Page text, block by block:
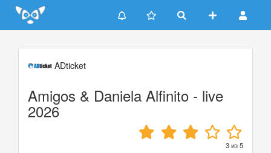
Update cookies preferences
ADticket
Amigos & Daniela Alfinito - live
2026
3из5